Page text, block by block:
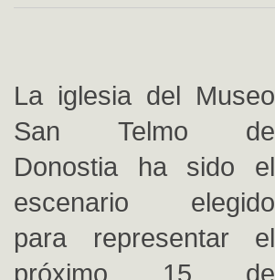
La iglesia del Museo
San Telmo de
Donostia ha sido el
escenario elegido
para representar el
próximo 15 de